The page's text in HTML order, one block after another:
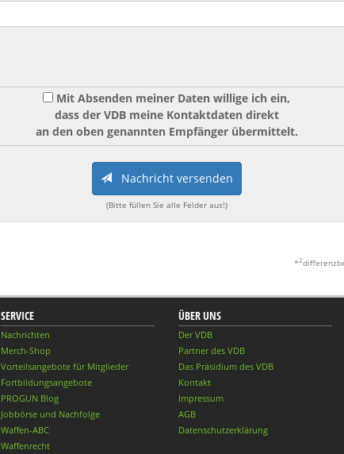
Mit Absenden meiner Daten willige ich ein,
dass der VDB meine Kontaktdaten direkt
an den oben genannten Empfänger übermittelt.
Nachricht versenden
(Bitte füllen Sie alle Felder aus!)
*2
SERVICE
Nachrichten
Merch-Shop
Vorteilsangebote für Mitglieder
Fortbildungsangebote
PROGUN Blog
Jobbörse und Nachfolge
Waffen-ABC
Waffenrecht
ÜBER UNS
Der VDB
Partner des VDB
Das Präsidium des VDB
Kontakt
Impressum
AGB
Datenschutzerklärung